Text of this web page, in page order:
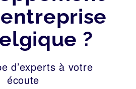
entreprise
?
d’experts à votre
écoute